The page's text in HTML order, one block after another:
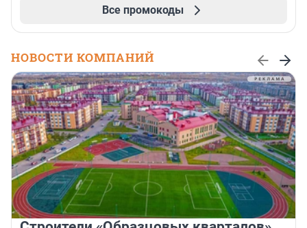
Все промокоды
НОВОСТИ КОМПАНИЙ